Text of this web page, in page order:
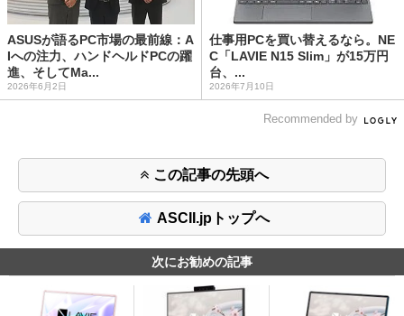
ASUSが語るPC市場の最前線：A
Iへの注力、ハンドヘルドPCの躍
進、そしてMa...
2026年6月2日
仕事用PCを買い替えるなら。NE
C「LAVIE N15 Slim」が15万円
台、...
2026年7月10日
Recommended by
この記事の先頭へ
ASCII.jpトップへ
次にお勧めの記事